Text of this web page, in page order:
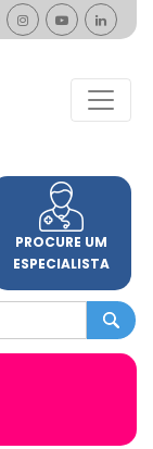
PROCURE UM
ESPECIALISTA